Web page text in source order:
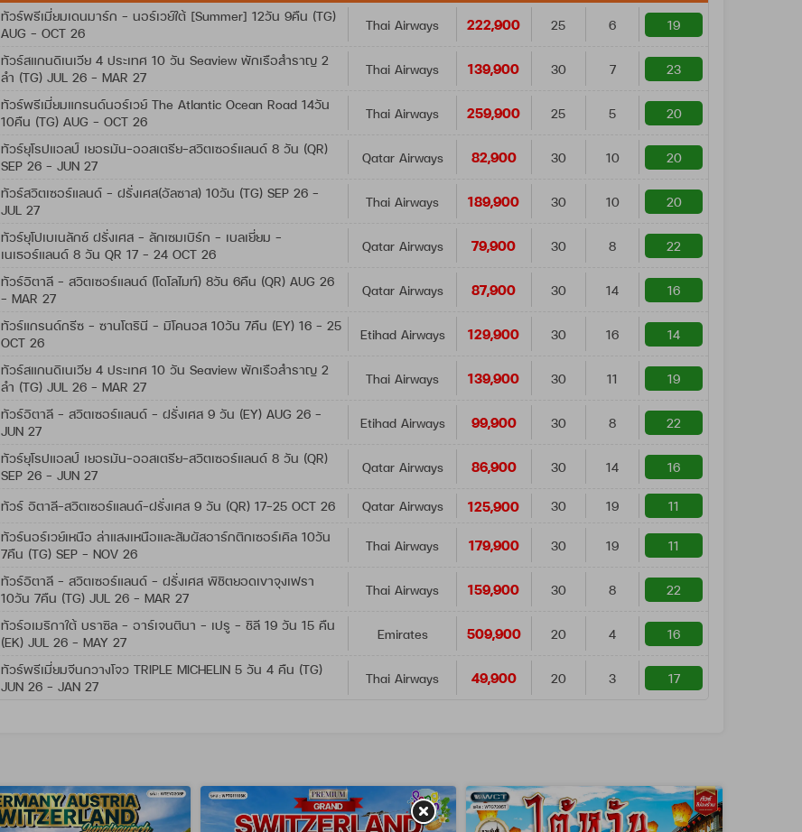
ทัวร์พรีเมี่ยมเดนมาร์ก - นอร์เวย์ใต้ [Summer] 12วัน 9คืน (TG)
AUG - OCT 26
Thai Airways 222,900 25 6 19
ทัวร์สแกนดิเนเวีย 4 ประเทศ 10 วัน Seaview พักเรือสำราญ 2
ลำ (TG) JUL 26 - MAR 27
Thai Airways 139,900 30 7 23
ทัวร์พรีเมี่ยมแกรนด์นอร์เวย์ The Atlantic Ocean Road 14วัน
10คืน (TG) AUG - OCT 26
Thai Airways 259,900 25 5 20
ทัวร์ยุโรปแอลป์ เยอรมัน-ออสเตรีย-สวิตเซอร์แลนด์ 8 วัน (QR)
SEP 26 - JUN 27
Qatar Airways 82,900 30 10 20
ทัวร์สวิตเซอร์แลนด์ - ฝรั่งเศส(อัลซาส) 10วัน (TG) SEP 26 -
JUL 27
Thai Airways 189,900 30 10 20
ทัวร์ยุโปเบเนลักซ์ ฝรั่งเศส - ลักเซมเบิร์ก - เบลเยี่ยม -
เนเธอร์แลนด์ 8 วัน QR 17 - 24 OCT 26
Qatar Airways 79,900 30 8 22
ทัวร์อิตาลี – สวิตเซอร์แลนด์ (โดโลไมท์) 8วัน 6คืน (QR) AUG 26
- MAR 27
Qatar Airways 87,900 30 14 16
ทัวร์แกรนด์กรีซ - ซานโตรินี - มิโคนอส 10วัน 7คืน (EY) 16 - 25
OCT 26
Etihad Airways 129,900 30 16 14
ทัวร์สแกนดิเนเวีย 4 ประเทศ 10 วัน Seaview พักเรือสำราญ 2
ลำ (TG) JUL 26 - MAR 27
Thai Airways 139,900 30 11 19
ทัวร์อิตาลี - สวิตเซอร์แลนด์ - ฝรั่งเศส 9 วัน (EY) AUG 26 -
JUN 27
Etihad Airways 99,900 30 8 22
ทัวร์ยุโรปแอลป์ เยอรมัน-ออสเตรีย-สวิตเซอร์แลนด์ 8 วัน (QR)
SEP 26 - JUN 27
Qatar Airways 86,900 30 14 16
ทัวร์ อิตาลี-สวิตเซอร์แลนด์-ฝรั่งเศส 9 วัน (QR) 17-25 OCT 26 Qatar Airways 125,900 30 19 11
ทัวร์นอร์เวย์เหนือ ล่าแสงเหนือและสัมผัสอาร์กติกเซอร์เคิล 10วัน
7คืน (TG) SEP - NOV 26
Thai Airways 179,900 30 19 11
ทัวร์อิตาลี - สวิตเซอร์แลนด์ - ฝรั่งเศส พิชิตยอดเขาจุงเฟรา
10วัน 7คืน (TG) JUL 26 - MAR 27
Thai Airways 159,900 30 8 22
ทัวร์อเมริกาใต้ บราซิล - อาร์เจนตินา - เปรู - ชิลี 19 วัน 15 คืน
(EK) JUL 26 - MAY 27
Emirates 509,900 20 4 16
ทัวร์พรีเมี่ยมจีนกวางโจว TRIPLE MICHELIN 5 วัน 4 คืน (TG)
JUN 26 - JAN 27
Thai Airways 49,900 20 3 17